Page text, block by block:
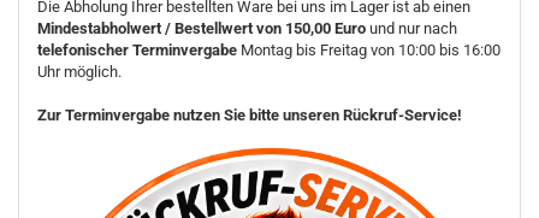
Die Abholung Ihrer bestellten Ware bei uns im Lager ist ab einen
Mindestabholwert / Bestellwert von 150,00 Euro und nur nach
telefonischer Terminvergabe Montag bis Freitag von 10:00 bis 16:00
Uhr möglich.
Zur Terminvergabe nutzen Sie bitte unseren Rückruf-Service!